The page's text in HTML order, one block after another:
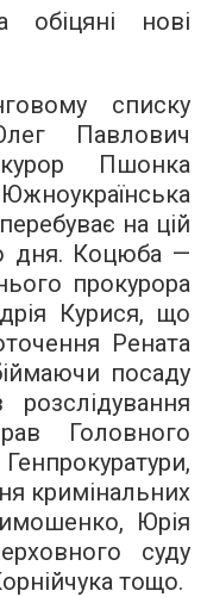
нові
списку
Павлович
Пшонка
на цій
дня. Коцюба —
прокурора
Курися, що
Рената
посаду
Головного
кримінальних
Юрія
суду
тощо.